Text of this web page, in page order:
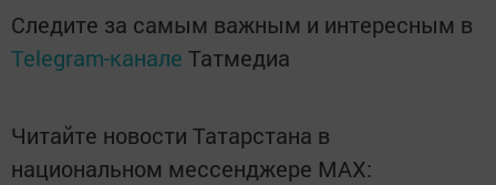
Следите за самым важным и интересным в
Telegram-канале Татмедиа
Читайте новости Татарстана в
национальном мессенджере MАХ: